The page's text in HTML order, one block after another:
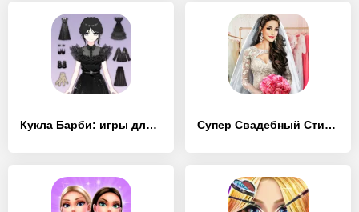
Кукла Барби: игры для девочек Супер Свадебный Стилист